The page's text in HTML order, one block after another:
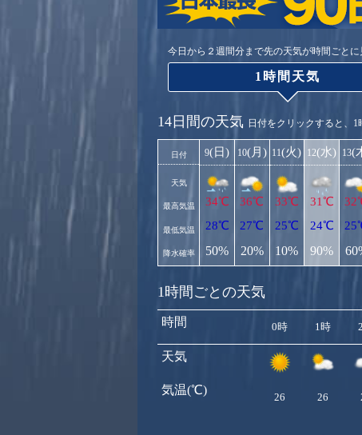
今日から２週間分まで先の天気が時間ごとに
1時間天気
14日間の天気 日付をクリックすると、1
日付
天気
最高気温
最低気温
降水確率
9(日)
34℃
28℃
50%
10(月)
36℃
27℃
20%
11(火)
33℃
25℃
10%
12(水)
31℃
24℃
90%
13(
1時間ごとの天気
時間
天気
気温(℃)
0時 1時
26 26